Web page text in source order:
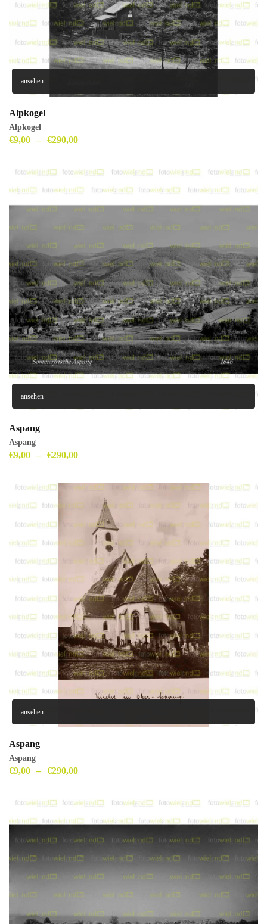
ansehen
Alpkogel
Alpkogel
€9,00 – €290,00
ansehen
Aspang
Aspang
€9,00 – €290,00
ansehen
Aspang
Aspang
€9,00 – €290,00